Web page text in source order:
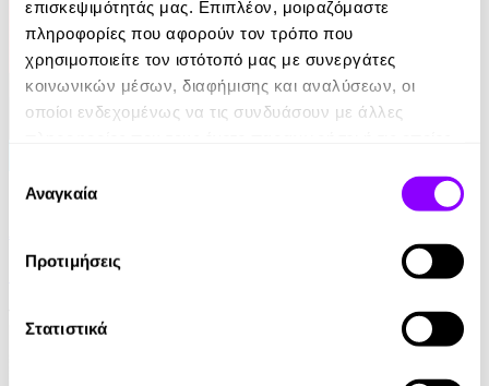
επισκεψιμότητάς μας. Επιπλέον, μοιραζόμαστε
πληροφορίες που αφορούν τον τρόπο που
χρησιμοποιείτε τον ιστότοπό μας με συνεργάτες
κοινωνικών μέσων, διαφήμισης και αναλύσεων, οι
οποίοι ενδεχομένως να τις συνδυάσουν με άλλες
των υπηρεσιών τους.
συγκατάθεσης
Αναγκαία
Προτιμήσεις
Στατιστικά
eBook
Μαίρη Κόντζογλου